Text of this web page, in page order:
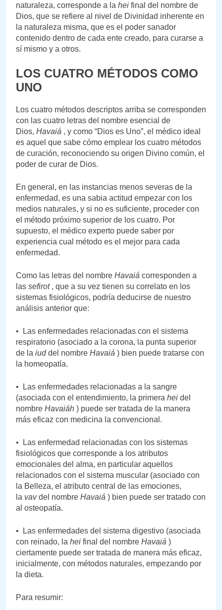
naturaleza, corresponde a la hei final del nombre de
Dios, que se refiere al nivel de Divinidad inherente en
la naturaleza misma, que es el poder sanador
contenido dentro de cada ente creado, para curarse a
sí mismo y a otros.
LOS CUATRO MÉTODOS COMO
UNO
Los cuatro métodos descriptos arriba se corresponden
con las cuatro letras del nombre esencial de
Dios, Havaiá , y como “Dios es Uno”, el médico ideal
es aquel que sabe cómo emplear los cuatro métodos
de curación, reconociendo su origen Divino común, el
poder de curar de Dios.
En general, en las instancias menos severas de la
enfermedad, es una sabia actitud empezar con los
medios naturales, y si no es suficiente, proceder con
el método próximo superior de los cuatro. Por
supuesto, el médico experto puede saber por
experiencia cual método es el mejor para cada
enfermedad.
Como las letras del nombre Havaiá corresponden a
las sefirot , que a su vez tienen su correlato en los
sistemas fisiológicos, podría deducirse de nuestro
análisis anterior que:
• Las enfermedades relacionadas con el sistema
respiratorio (asociado a la corona, la punta superior
de la iuddel nombre Havaiá ) bien puede tratarse con
la homeopatía.
• Las enfermedades relacionadas a la sangre
(asociada con el entendimiento, la primera hei del
nombre Havaiáh ) puede ser tratada de la manera
más eficaz con medicina la convencional.
• Las enfermedad relacionadas con los sistemas
fisiológicos que corresponde a los atributos
emocionales del alma, en particular aquellos
relacionados con el sistema muscular (asociado con
la Belleza, el atributo central de las emociones,
la vavdel nombre Havaiá ) bien puede ser tratado con
al osteopatía.
• Las enfermedades del sistema digestivo (asociada
con reinado, la hei final del nombre Havaiá )
ciertamente puede ser tratada de manera más eficaz,
inicialmente, con métodos naturales, empezando por
la dieta.
Para resumir: